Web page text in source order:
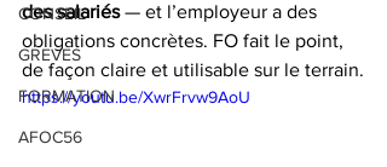
CONSEIL
GREVES
FORMATION
AFOC56
des salariés — et l’employeur a des
obligations concrètes. FO fait le point,
de façon claire et utilisable sur le terrain.
https://youtu.be/XwrFrvw9AoU